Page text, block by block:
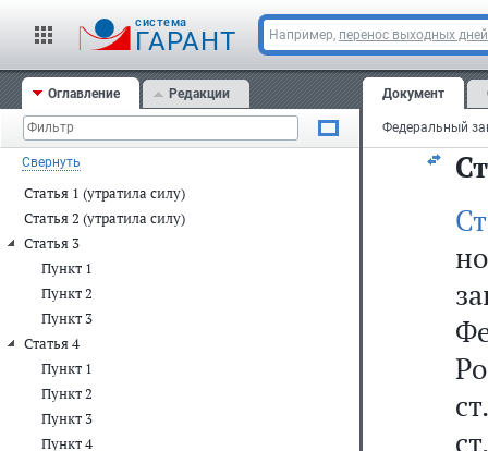
cистема
ГАРАНТ Например, перенос выходных дней
Оглавление Редакции
Свернуть
Статья 1 (утратила силу)
Статья 2 (утратила силу)
Статья 3
Пункт 1
Пункт 2
Пункт 3
Статья 4
Пункт 1
Пункт 2
Пункт 3
Пункт 4
Документ